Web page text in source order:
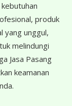
produk
yang unggul,
melindungi
Jasa Pasang
keamanan